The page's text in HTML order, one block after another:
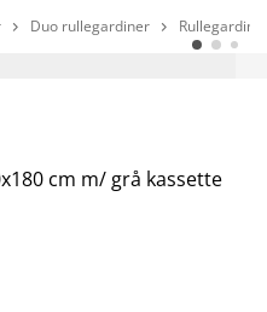
 Duo rullegardiner  Rullegardin
cm m/ grå kassette